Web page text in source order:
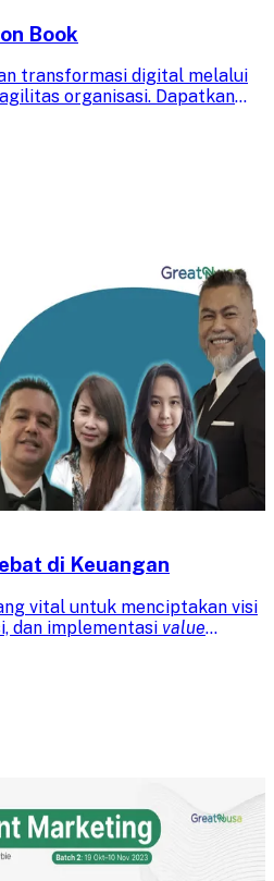
Book
transformasi digital melalui
organisasi. Dapatkan
nilai tambah pelanggan.
di Keuangan
vital untuk menciptakan visi
dan implementasi value
langkah strategis perusahaan.